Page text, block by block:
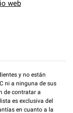
web
y no están
ni a ninguna de sus
de contratar a
es exclusiva del
en cuanto a la